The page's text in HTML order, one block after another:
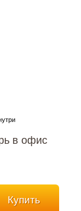
в офис
Купить